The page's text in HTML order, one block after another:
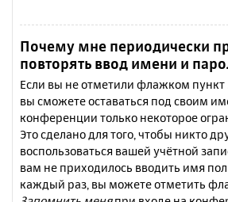
Почему мне периодически
повторять ввод имени и
Если вы не отметили флажком пункт
вы сможете оставаться под своим
конференции только некоторое
Это сделано для того, чтобы никто
воспользоваться вашей учётной
вам не приходилось вводить имя
каждый раз, вы можете отметить